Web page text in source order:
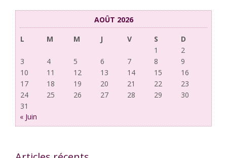
AOÛT 2026
L
M M J V S
D
1
2
3
4 5 6 7 8
9
10
11 12 13 14 15
16
17
18 19 20 21 22
23
24
25 26 27 28 29
30
31
« Juin